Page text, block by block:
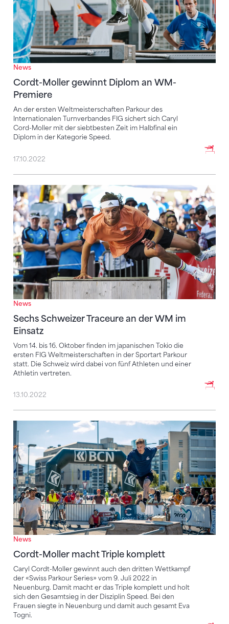
News
Cordt-Moller gewinnt Diplom an WM-
Premiere
An der ersten Weltmeisterschaften Parkour des
Internationalen Turnverbandes FIG sichert sich Caryl
Cord-Moller mit der siebtbesten Zeit im Halbfinal ein
Diplom in der Kategorie Speed.
17.10.2022
News
Sechs Schweizer Traceure an der WM im
Einsatz
Vom 14. bis 16. Oktober finden im japanischen Tokio die
ersten FIG Weltmeisterschaften in der Sportart Parkour
statt. Die Schweiz wird dabei von fünf Athleten und einer
Athletin vertreten.
Sechs Schweizer Traceure an der WM im Einsatz
13.10.2022
News
Cordt-Moller macht Triple komplett
Caryl Cordt-Moller gewinnt auch den dritten Wettkampf
der «Swiss Parkour Series» vom 9. Juli 2022 in
Neuenburg. Damit macht er das Triple komplett und holt
sich den Gesamtsieg in der Disziplin Speed. Bei den
Frauen siegte in Neuenburg und damit auch gesamt Eva
Togni.
Cordt-Moller macht Triple komplett